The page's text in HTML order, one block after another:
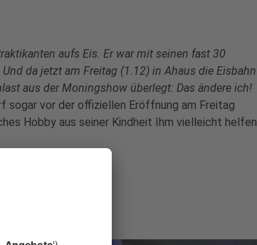
aufs Eis. Er war mit seinen fast 30
da jetzt am Freitag (1.12) in Ahaus die Eisbahn
aus der Moningshow überlegt: Das ändere ich!
sogar vor der offiziellen Eröffnung am Freitag
Hobby aus seiner Kindheit Ihm vielleicht helfen